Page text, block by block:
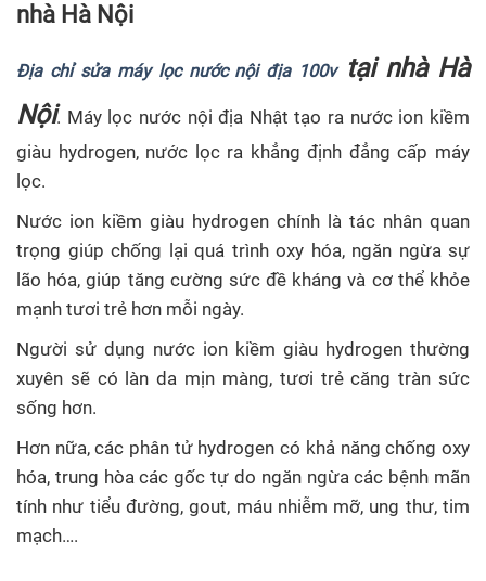
nhà Hà Nội
Địa chỉ sửa máy lọc nước nội địa 100vtại nhà Hà
Nội. Máy lọc nước nội địa Nhật tạo ra nước ion kiềm
giàu hydrogen, nước lọc ra khẳng định đẳng cấp máy
lọc.
Nước ion kiềm giàu hydrogen chính là tác nhân quan
trọng giúp chống lại quá trình oxy hóa, ngăn ngừa sự
lão hóa, giúp tăng cường sức đề kháng và cơ thể khỏe
mạnh tươi trẻ hơn mỗi ngày.
Người sử dụng nước ion kiềm giàu hydrogen thường
xuyên sẽ có làn da mịn màng, tươi trẻ căng tràn sức
sống hơn.
Hơn nữa, các phân tử hydrogen có khả năng chống oxy
hóa, trung hòa các gốc tự do ngăn ngừa các bệnh mãn
tính như tiểu đường, gout, máu nhiễm mỡ, ung thư, tim
mạch….